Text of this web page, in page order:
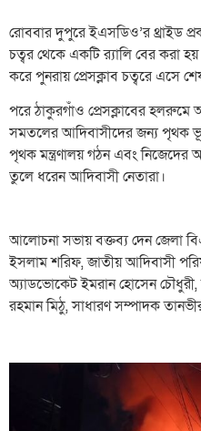
রোববার দুপুরে ইএসডিও’র থ্রাইড
চত্বর থেকে একটি র‌্যালি বের করা
করে পুনরায় প্রেসক্লাব চত্বরে এসে
পরে ঠাকুরগাঁও প্রেসক্লাবের
সমতলের আদিবাসীদের জন্য পৃথক
পৃথক মন্ত্রণালয় গঠন এবং নিজেদের
তুলে ধরেন আদিবাসী নেতারা।
আলোচনা সভায় বক্তব্য দেন জেলা
ইসলাম শরিফ, জাতীয় আদিবাসী
অ্যাডভোকেট ইমরান হোসেন চৌধুরী,
রহমান মিঠু, সাধারণ সম্পাদক